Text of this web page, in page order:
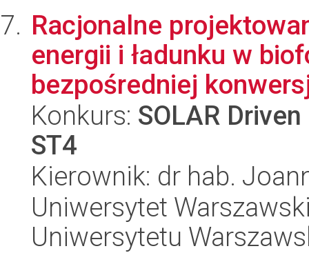
Racjonalne
energii i ładunku w
bezpośredniej
Konkurs: SOLAR
ST4
Kierownik: dr hab.
Uniwersytet
Uniwersytetu